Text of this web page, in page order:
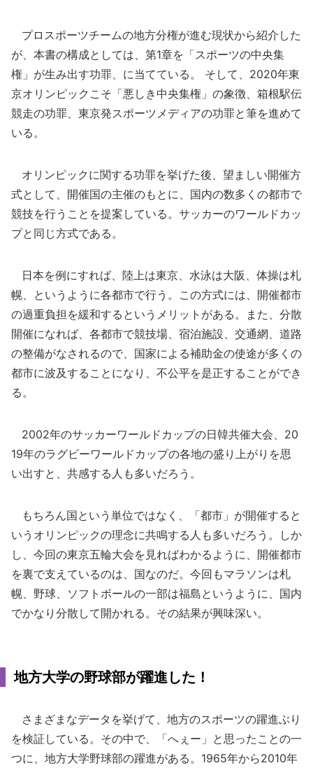
プロスポーツチームの地方分権が進む現状から紹介した
が、本書の構成としては、第1章を「スポーツの中央集
権」が生み出す功罪、に当てている。 そして、2020年東
京オリンピックこそ「悪しき中央集権」の象徴、箱根駅伝
競走の功罪、東京発スポーツメディアの功罪と筆を進めて
いる。
オリンピックに関する功罪を挙げた後、望ましい開催方
式として、開催国の主催のもとに、国内の数多くの都市で
競技を行うことを提案している。サッカーのワールドカッ
プと同じ方式である。
日本を例にすれば、陸上は東京、水泳は大阪、体操は札
幌、というように各都市で行う。この方式には、開催都市
の過重負担を緩和するというメリットがある。また、分散
開催になれば、各都市で競技場、宿泊施設、交通網、道路
の整備がなされるので、国家による補助金の使途が多くの
都市に波及することになり、不公平を是正することができ
る。
2002年のサッカーワールドカップの日韓共催大会、20
19年のラグビーワールドカップの各地の盛り上がりを思
い出すと、共感する人も多いだろう。
もちろん国という単位ではなく、「都市」が開催すると
いうオリンピックの理念に共鳴する人も多いだろう。しか
し、今回の東京五輪大会を見ればわかるように、開催都市
を裏で支えているのは、国なのだ。今回もマラソンは札
幌、野球、ソフトボールの一部は福島というように、国内
でかなり分散して開かれる。その結果が興味深い。
地方大学の野球部が躍進した！
さまざまなデータを挙げて、地方のスポーツの躍進ぶり
を検証している。その中で、「へぇー」と思ったことの一
つに、地方大学野球部の躍進がある。1965年から2010年